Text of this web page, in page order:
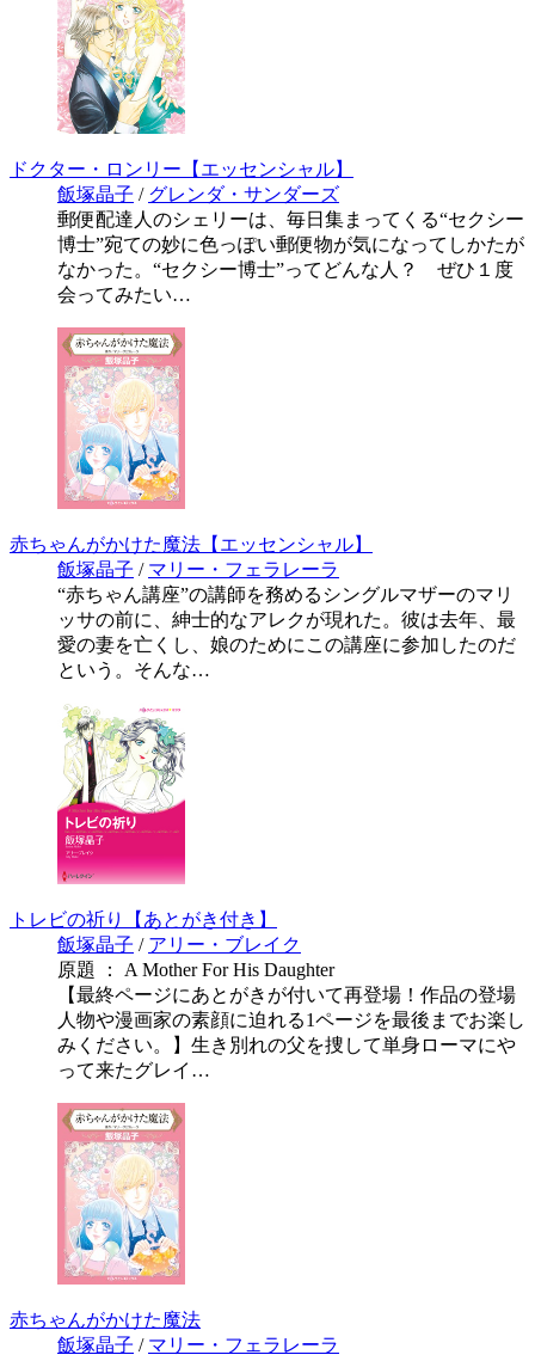
ドクター・ロンリー【エッセンシャル】
飯塚晶子 / グレンダ・サンダーズ
郵便配達人のシェリーは、毎日集まってくる“セクシー
博士”宛ての妙に色っぽい郵便物が気になってしかたが
なかった。“セクシー博士”ってどんな人？ ぜひ１度
会ってみたい…
赤ちゃんがかけた魔法【エッセンシャル】
飯塚晶子 / マリー・フェラレーラ
“赤ちゃん講座”の講師を務めるシングルマザーのマリ
ッサの前に、紳士的なアレクが現れた。彼は去年、最
愛の妻を亡くし、娘のためにこの講座に参加したのだ
という。そんな…
トレビの祈り【あとがき付き】
飯塚晶子 / アリー・ブレイク
原題 ： A Mother For His Daughter
【最終ページにあとがきが付いて再登場！作品の登場
人物や漫画家の素顔に迫れる1ページを最後までお楽し
みください。】生き別れの父を捜して単身ローマにや
って来たグレイ…
赤ちゃんがかけた魔法
飯塚晶子 / マリー・フェラレーラ